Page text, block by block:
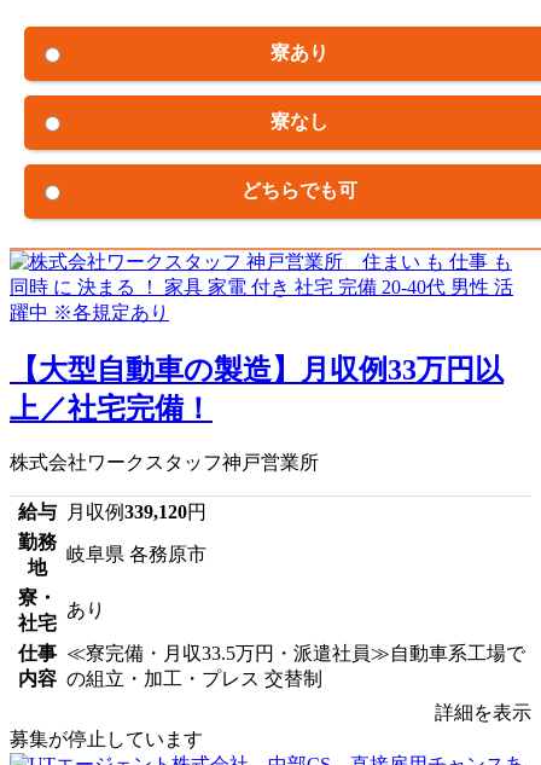
寮あり
寮なし
どちらでも可
【大型自動車の製造】月収例33万円以
上／社宅完備！
株式会社ワークスタッフ神戸営業所
給与 月収例339,120円
勤務
地
岐阜県 各務原市
寮・
社宅
あり
仕事
内容
≪寮完備・月収33.5万円・派遣社員≫自動車系工場で
の組立・加工・プレス 交替制
詳細を表示
募集が停止しています